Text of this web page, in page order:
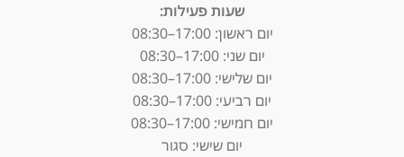
שעות פעילות:
יום ראשון: 17:00–08:30
יום שני: 17:00–08:30
יום שלישי: 17:00–08:30
יום רביעי: 17:00–08:30
יום חמישי: 17:00–08:30
יום שישי: סגור